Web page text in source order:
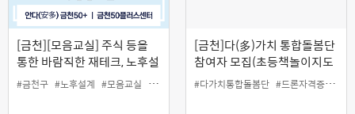
[금천][모음교실] 주식 등을
통한 바람직한 재테크, 노후설
계
#금천구 #노후설계 #모음교실 #재테크
[금천]다(多)가치 통합돌봄단
참여자 모집(초등책놀이지도
사, 보드게임지도사, 드론강사
양성과정)
#다가치통합돌봄단 #드론자격증4종